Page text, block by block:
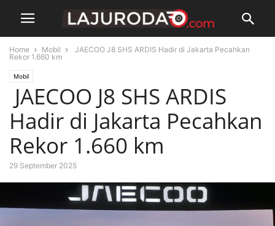
Home Mobil
JAECOO J8 SHS ARDIS Hadir di Jakarta Pecahkan
Rekor 1.660 km
Mobil
JAECOO J8 SHS ARDIS
Hadir di Jakarta Pecahkan
Rekor 1.660 km
29 September 2025